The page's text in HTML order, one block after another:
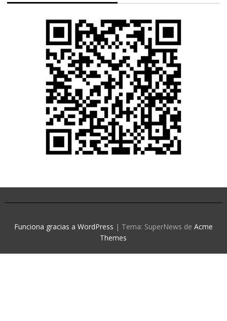
Funciona gracias a WordPress | Tema: SuperNews de Acme
Themes